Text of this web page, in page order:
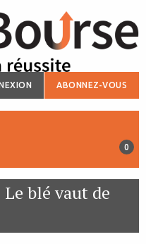
ABONNEZ-VOUS
0
blé vaut de